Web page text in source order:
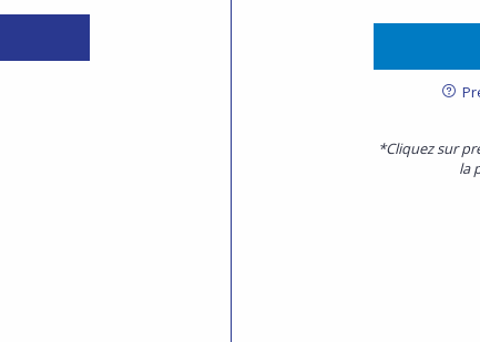
*Cliquez sur
la